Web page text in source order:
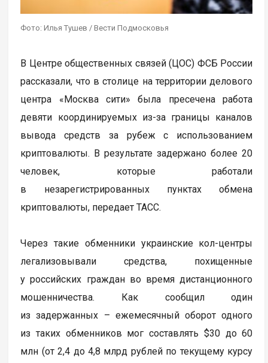
Фото: Илья Тушев / Вести Подмосковья
В Центре общественных связей (ЦОС) ФСБ России
рассказали, что в столице на территории делового
центра «Москва сити» была пресечена работа
девяти координируемых из-за границы каналов
вывода средств за рубеж с использованием
криптовалюты. В результате задержано более 20
человек, которые работали
в незарегистрированных пунктах обмена
криптовалюты, передает ТАСС.
Через такие обменники украинские кол-центры
легализовывали средства, похищенные
у российских граждан во время дистанционного
мошенничества. Как сообщил один
из задержанных – ежемесячный оборот одного
из таких обменников мог составлять $30 до 60
млн (от 2,4 до 4,8 млрд рублей по текущему курсу